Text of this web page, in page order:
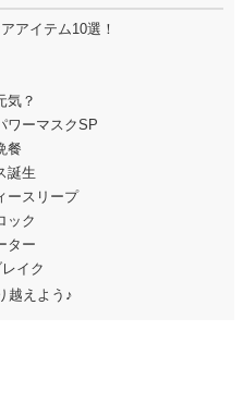
アイテム10選！
気？
ワーマスクSP
餐
誕生
ースリープ
ック
ター
イク
越えよう♪